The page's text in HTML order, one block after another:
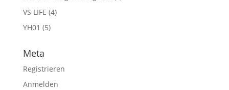
VS LIFE (4)
YH01 (5)
Meta
Registrieren
Anmelden